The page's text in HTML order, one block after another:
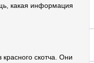
какая информация
скотча. Они